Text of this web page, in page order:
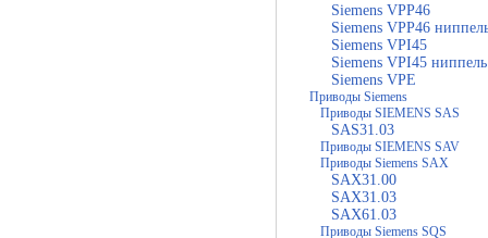
Siemens VPP46
Siemens VPP46
Siemens VPI45
Siemens VPI45 ниппель
Siemens VPE
Приводы Siemens
Приводы SIEMENS SAS
SAS31.03
Приводы SIEMENS SAV
Приводы Siemens SAX
SAX31.00
SAX31.03
SAX61.03
Приводы Siemens SQS